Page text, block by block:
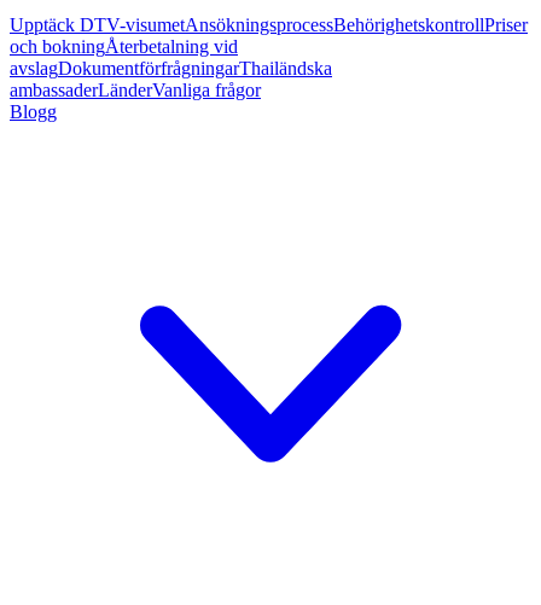
Upptäck DTV-visumetAnsökningsprocessBehörighetskontrollPriser
och bokningÅterbetalning vid
avslagDokumentförfrågningarThailändska
ambassaderLänderVanliga frågor
Blogg